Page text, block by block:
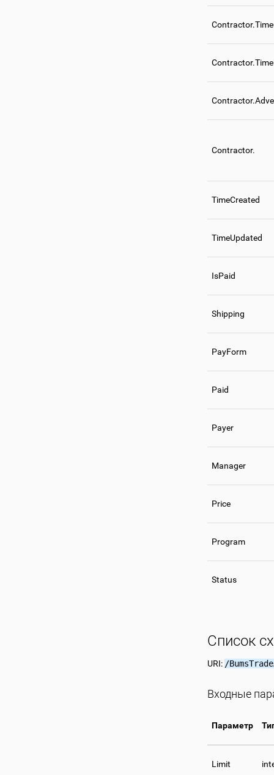
Contractor.
TimeCreated
TimeUpdated
IsPaid
Shipping
PayForm
Paid
Payer
Manager
Price
Program
Status
Список
URI: /
Входные
Параметр
Limit